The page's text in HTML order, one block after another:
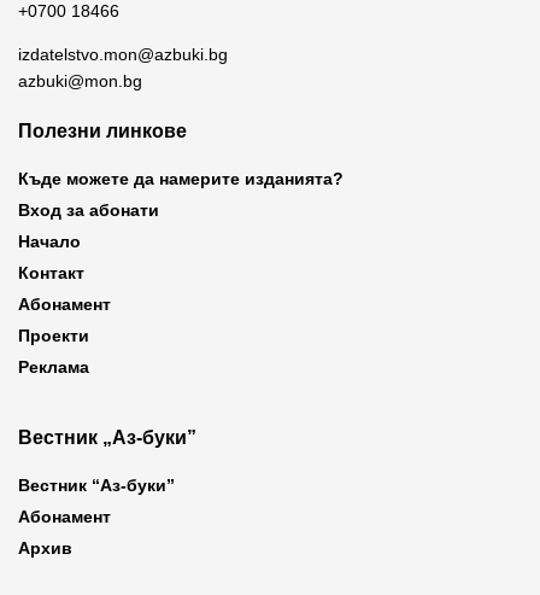
+0700 18466
izdatelstvo.mon@azbuki.bg
azbuki@mon.bg
Полезни линкове
Къде можете да намерите изданията?
Вход за абонати
Начало
Контакт
Абонамент
Проекти
Реклама
Вестник „Аз-буки”
Вестник “Аз-буки”
Абонамент
Архив